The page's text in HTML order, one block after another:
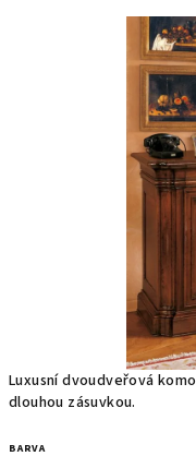
Luxusní dvoudveřová
dlouhou zásuvkou.
BARVA
produktu
hvězdiček.